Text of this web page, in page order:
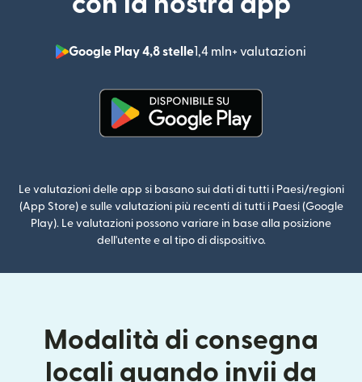
Google Play 4,8 stelle1,4 mln+ valutazioni
Le valutazioni delle app si basano sui dati di tutti i Paesi/regioni
(App Store) e sulle valutazioni più recenti di tutti i Paesi (Google
Play). Le valutazioni possono variare in base alla posizione
dell'utente e al tipo di dispositivo.
Modalità di consegna
locali quando invii da